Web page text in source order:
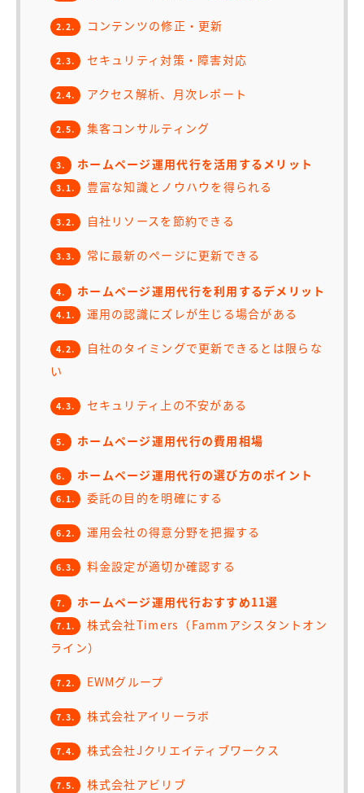
2.2. コンテンツの修正・更新
2.3. セキュリティ対策・障害対応
2.4. アクセス解析、月次レポート
2.5. 集客コンサルティング
3. ホームページ運用代行を活用するメリット
3.1. 豊富な知識とノウハウを得られる
3.2. 自社リソースを節約できる
3.3. 常に最新のページに更新できる
4. ホームページ運用代行を利用するデメリット
4.1. 運用の認識にズレが生じる場合がある
4.2.
自社のタイミングで更新できるとは限らな
い
4.3. セキュリティ上の不安がある
5. ホームページ運用代行の費用相場
6. ホームページ運用代行の選び方のポイント
6.1. 委託の目的を明確にする
6.2. 運用会社の得意分野を把握する
6.3. 料金設定が適切か確認する
7. ホームページ運用代行おすすめ11選
7.1.
株式会社Timers（Fammアシスタントオン
ライン）
7.2. EWMグループ
7.3. 株式会社アイリーラボ
7.4. 株式会社Jクリエイティブワークス
7.5. 株式会社アビリブ